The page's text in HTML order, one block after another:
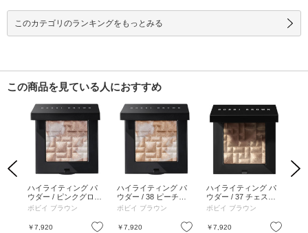
このカテゴリのランキングをもっとみる
この商品を見ている人におすすめ
Previous
お気に入り
ハイライティング パ
ウダー / ピンクグロウ
/ 8g
ボビイ ブラウン
￥7,920 お気に入り
ハイライティング パ
ウダー / 38 ピーチグ
ロウ / 8g
ボビイ ブラウン
￥7,920 お気に入り
ハイライティング パ
ウダー / 37 チェスナ
ッツグロウ / 8g
ボビイ ブラウン
￥7,920
Next